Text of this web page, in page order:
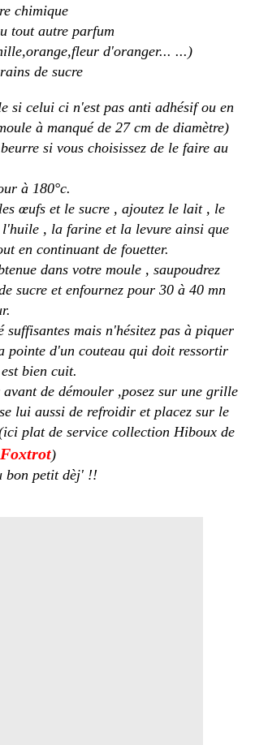
chimique
tout autre parfum
d'oranger... ...)
de sucre
si celui ci n'est pas anti adhésif ou en
à manqué de 27 cm de diamètre)
si vous choisissez de le faire au
à 180°c.
œufs et le sucre , ajoutez le lait , le
, la farine et la levure ainsi que
en continuant de fouetter.
dans votre moule , saupoudrez
sucre et enfournez pour 30 à 40 mn
suffisantes mais n'hésitez pas à piquer
pointe d'un couteau qui doit ressortir
bien cuit.
de démouler ,posez sur une grille
lui aussi de refroidir et placez sur le
plat de service collection Hiboux de
Foxtrot)
bon petit dèj' !!